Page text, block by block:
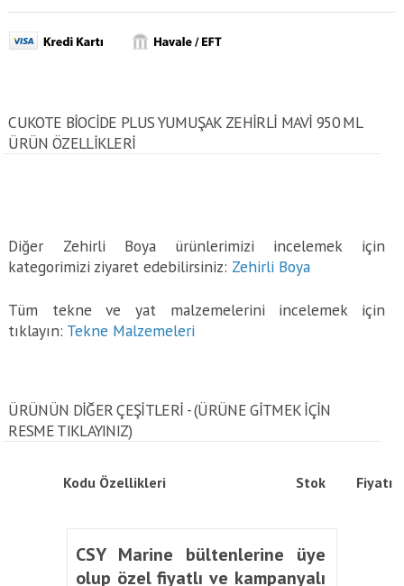
CUKOTE BIOCIDE PLUS YUMUŞAK ZEHIRLI MAVI 950 ML
ÜRÜN ÖZELLİKLERİ
Diğer Zehirli Boya ürünlerimizi incelemek için
kategorimizi ziyaret edebilirsiniz: Zehirli Boya
Tüm tekne ve yat malzemelerini incelemek için
tıklayın: Tekne Malzemeleri
ÜRÜNÜN DİĞER ÇEŞİTLERİ - (ÜRÜNE GITMEK IÇIN
RESME TIKLAYINIZ)
Kodu Özellikleri Stok Fiyatı
CSY Marine bültenlerine üye
olup özel fiyatlı ve kampanyalı